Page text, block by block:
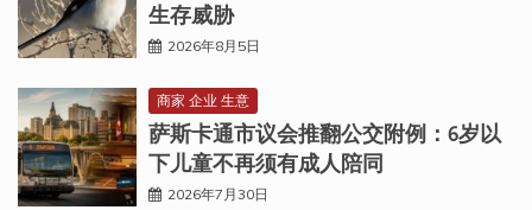
生存威胁
2026年8月5日
商家 企业 生意
萨斯卡通市议会推翻公交附例：6岁以
下儿童不再须有成人陪同
2026年7月30日